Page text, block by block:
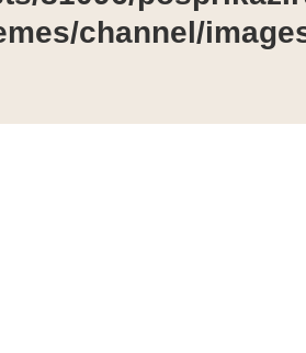
channel/